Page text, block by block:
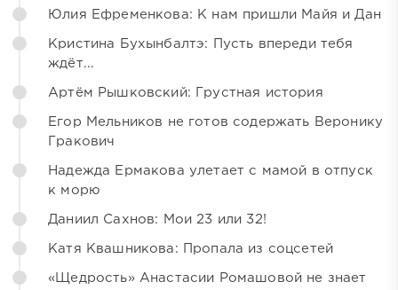
Юлия Ефременкова: К нам пришли Майя и Дан
Кристина Бухынбалтэ: Пусть впереди тебя
ждёт...
Артём Рышковский: Грустная история
Егор Мельников не готов содержать Веронику
Гракович
Надежда Ермакова улетает с мамой в отпуск
к морю
Даниил Сахнов: Мои 23 или 32!
Катя Квашникова: Пропала из соцсетей
«Щедрость» Анастасии Ромашовой не знает